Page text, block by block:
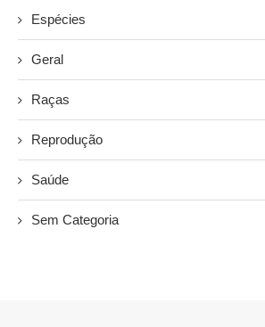
Espécies
Geral
Raças
Reprodução
Saúde
Sem Categoria